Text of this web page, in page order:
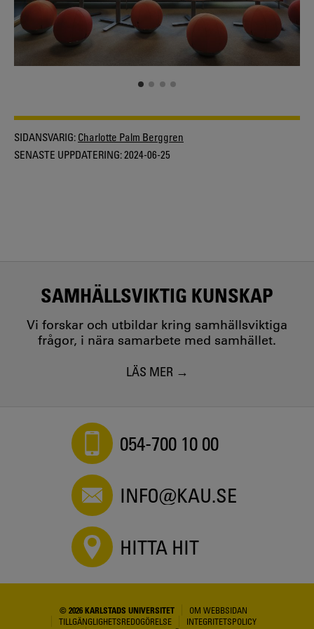
SIDANSVARIG: Charlotte Palm Berggren
SENASTE UPPDATERING:2024-06-25
SAMHÄLLSVIKTIG KUNSKAP
Vi forskar och utbildar kring samhällsviktiga
frågor, i nära samarbete med samhället.
LÄS MER
054-700 10 00
INFO@KAU.SE
HITTA HIT
© 2026 KARLSTADS UNIVERSITET
OM WEBBSIDAN
TILLGÄNGLIGHETSREDOGÖRELSE
INTEGRITETSPOLICY